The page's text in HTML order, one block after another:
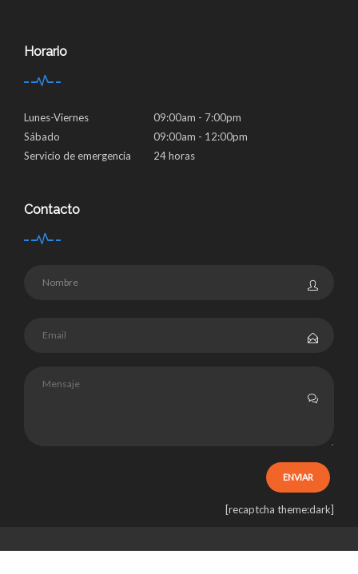
Horario
Lunes-Viernes
09:00am - 7:00pm
Sábado
09:00am - 12:00pm
Servicio de emergencia
24 horas
Contacto
[recaptcha theme:dark]